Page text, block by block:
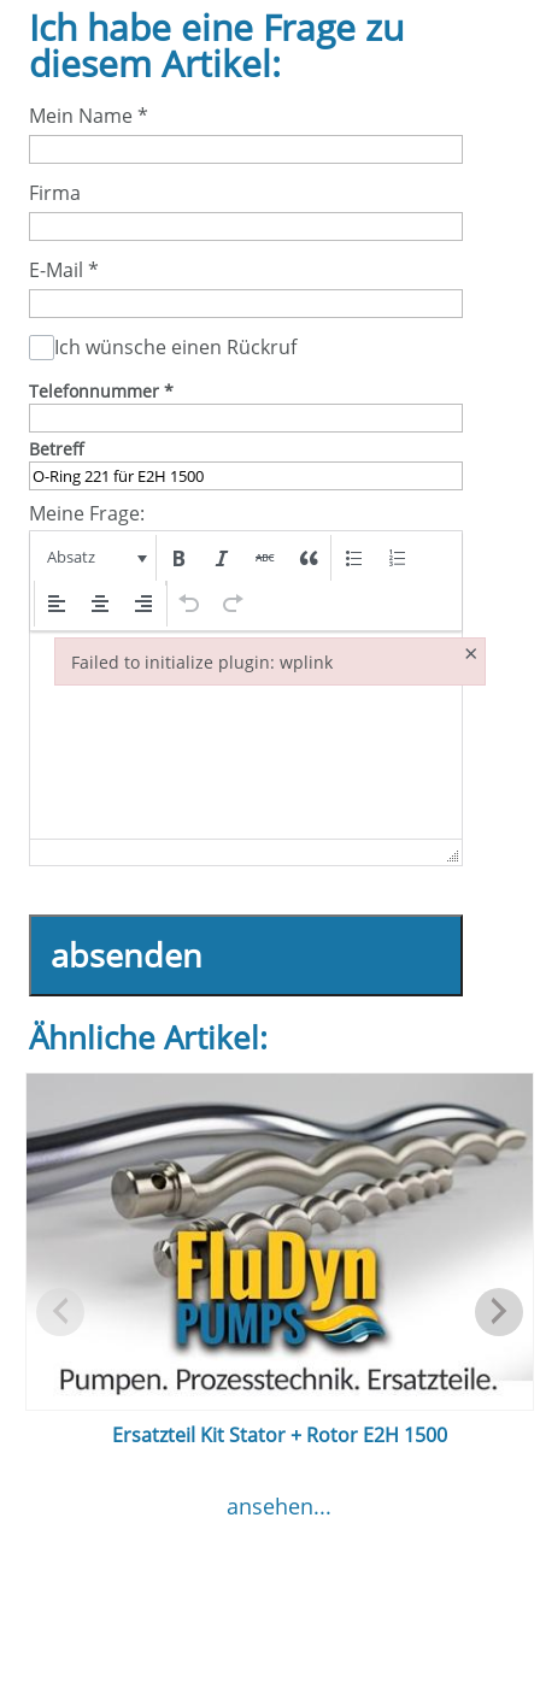
Ich habe eine Frage zu
diesem Artikel:
Mein Name*
Firma
E-Mail *
Ich wünsche einen Rückruf
Telefonnummer *
Betreff
Meine Frage:
Absatz
absenden
Ähnliche Artikel:
Ersatzteil Kit Stator + Rotor E2H 1500
ansehen...
Failed to initialize plugin: wplink ×
Failed to initialize plugin: wplink